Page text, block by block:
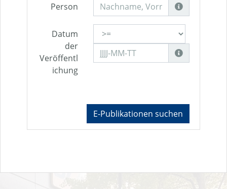
Person
Datum
der
Veröffentl
ichung
E-Publikationen suchen